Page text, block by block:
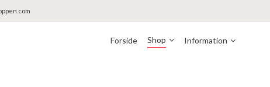
Forside Shop Information